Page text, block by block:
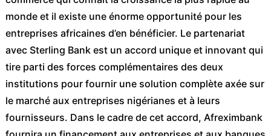
monde et il existe une énorme opportunité pour les
entreprises africaines d’en bénéficier. Le partenariat
avec Sterling Bank est un accord unique et innovant qui
tire parti des forces complémentaires des deux
institutions pour fournir une solution complète axée sur
le marché aux entreprises nigérianes et à leurs
fournisseurs. Dans le cadre de cet accord, Afreximbank